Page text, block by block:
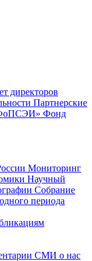
директоров
Партнерские
Фонд
Мониторинг
Научный
Собрание
периода
СМИ о нас